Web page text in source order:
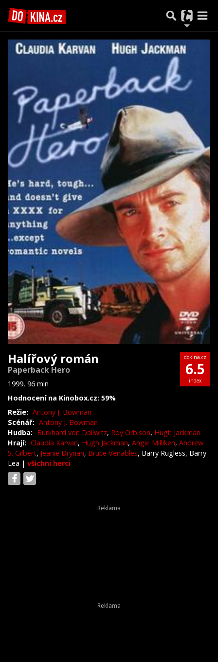
Halířový román
Paperback Hero
1999, 96 min
Hodnocení na Kinobox.cz: 59%
dokina.cz
6.5
index
Režie: Antony J. Bowman
Scénář: Antony J. Bowman
Hudba: Burkhard von Dallwitz, Roy Orbison, Hugh Jackman
Hrají: Claudia Karvan, Hugh Jackman, Angie Milliken, Andrew
S. Gilbert, Jeanie Drynan, Bruce Venables, Barry Rugless, Barry
Lea | všichni herci